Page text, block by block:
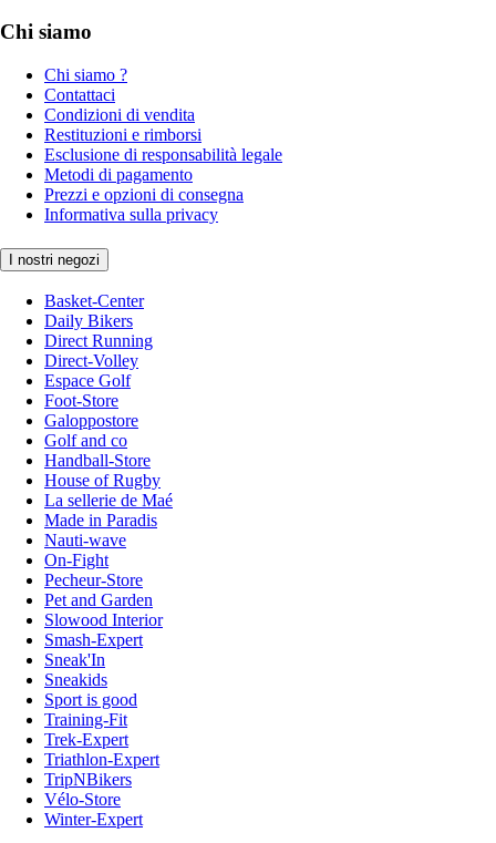
Chi siamo
Chi siamo ?
Contattaci
Condizioni di vendita
Restituzioni e rimborsi
Esclusione di responsabilità legale
Metodi di pagamento
Prezzi e opzioni di consegna
Informativa sulla privacy
I nostri negozi
Basket-Center
Daily Bikers
Direct Running
Direct-Volley
Espace Golf
Foot-Store
Galoppostore
Golf and co
Handball-Store
House of Rugby
La sellerie de Maé
Made in Paradis
Nauti-wave
On-Fight
Pecheur-Store
Pet and Garden
Slowood Interior
Smash-Expert
Sneak'In
Sneakids
Sport is good
Training-Fit
Trek-Expert
Triathlon-Expert
TripNBikers
Vélo-Store
Winter-Expert